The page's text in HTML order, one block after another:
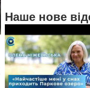
Наше нове